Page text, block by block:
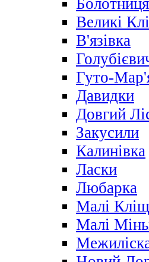
Болотниця
Великі
В'язівка
Гуто-
Давидки
Довгий
Закусили
Калинівка
Ласки
Любарка
Малі
Малі